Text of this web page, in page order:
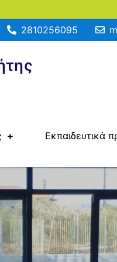
2810256095
Εκπαιδευτικά